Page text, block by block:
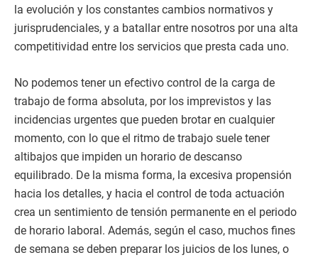
la evolución y los constantes cambios normativos y
jurisprudenciales, y a batallar entre nosotros por una alta
competitividad entre los servicios que presta cada uno.
No podemos tener un efectivo control de la carga de
trabajo de forma absoluta, por los imprevistos y las
incidencias urgentes que pueden brotar en cualquier
momento, con lo que el ritmo de trabajo suele tener
altibajos que impiden un horario de descanso
equilibrado. De la misma forma, la excesiva propensión
hacia los detalles, y hacia el control de toda actuación
crea un sentimiento de tensión permanente en el periodo
de horario laboral. Además, según el caso, muchos fines
de semana se deben preparar los juicios de los lunes, o